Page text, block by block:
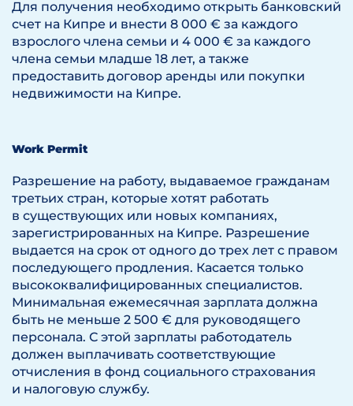
Для получения необходимо открыть банковский
счет на Кипре и внести 8 000 € за каждого
взрослого члена семьи и 4 000 € за каждого
члена семьи младше 18 лет, а также
предоставить договор аренды или покупки
недвижимости на Кипре.
Work Permit
Разрешение на работу, выдаваемое гражданам
третьих стран, которые хотят работать
в существующих или новых компаниях,
зарегистрированных на Кипре. Разрешение
выдается на срок от одного до трех лет с правом
последующего продления. Касается только
высококвалифицированных специалистов.
Минимальная ежемесячная зарплата должна
быть не меньше 2 500 € для руководящего
персонала. С этой зарплаты работодатель
должен выплачивать соответствующие
отчисления в фонд социального страхования
и налоговую службу.